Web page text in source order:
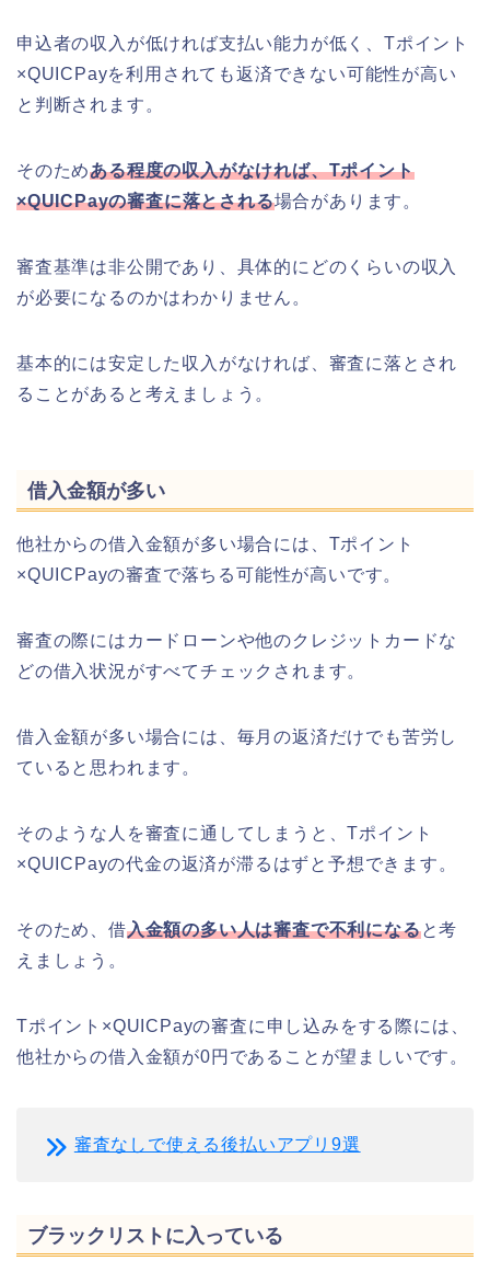
申込者の収入が低ければ支払い能力が低く、Tポイント
×QUICPayを利用されても返済できない可能性が高い
と判断されます。
そのためある程度の収入がなければ、Tポイント
×QUICPayの審査に落とされる場合があります。
審査基準は非公開であり、具体的にどのくらいの収入
が必要になるのかはわかりません。
基本的には安定した収入がなければ、審査に落とされ
ることがあると考えましょう。
借入金額が多い
他社からの借入金額が多い場合には、Tポイント
×QUICPayの審査で落ちる可能性が高いです。
審査の際にはカードローンや他のクレジットカードな
どの借入状況がすべてチェックされます。
借入金額が多い場合には、毎月の返済だけでも苦労し
ていると思われます。
そのような人を審査に通してしまうと、Tポイント
×QUICPayの代金の返済が滞るはずと予想できます。
そのため、借入金額の多い人は審査で不利になると考
えましょう。
Tポイント×QUICPayの審査に申し込みをする際には、
他社からの借入金額が0円であることが望ましいです。
審査なしで使える後払いアプリ9選
ブラックリストに入っている